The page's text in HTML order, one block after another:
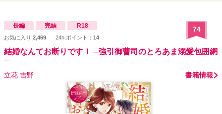
長編 完結 R18
お気に入り:2,469 24h.ポイント： 14
74
結婚なんてお断りです！ ─強引御曹司のとろあま溺愛包囲網
─
立花 吉野 書籍情報